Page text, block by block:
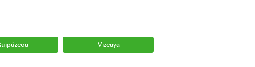
Vizcaya